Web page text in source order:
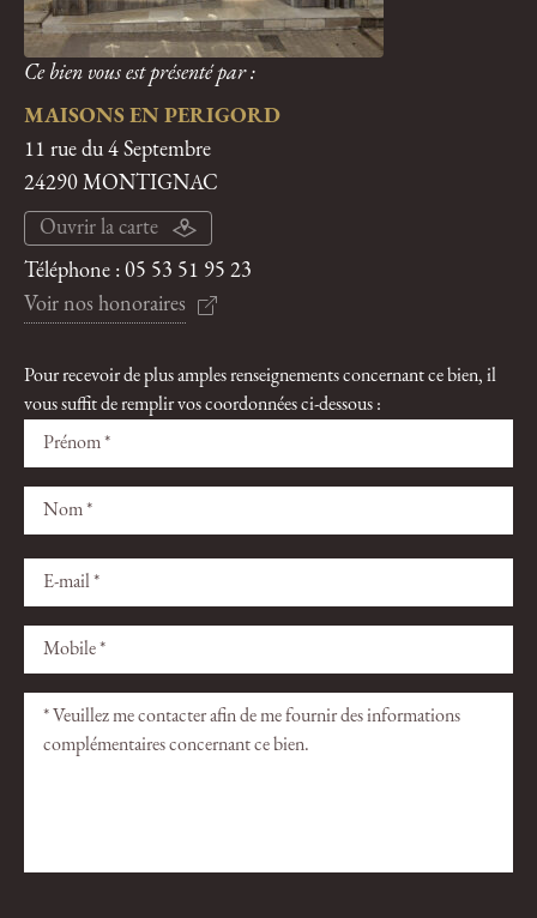
Ce bien vous est présenté par :
MAISONS EN PERIGORD
11 rue du 4 Septembre
24290 MONTIGNAC
Ouvrir la carte
Téléphone : 05 53 51 95 23
Voir nos honoraires
Pour recevoir de plus amples renseignements concernant ce bien, il
vous suffit de remplir vos coordonnées ci-dessous :
ce
champ
Veuillez
ce
champ